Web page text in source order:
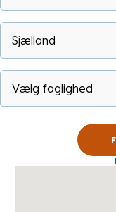
Vælg faglighed